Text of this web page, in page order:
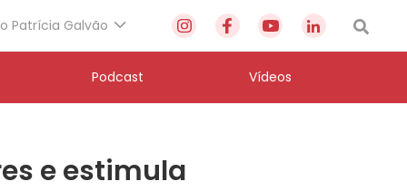
Patrícia Galvão
Podcast Vídeos
e estimula